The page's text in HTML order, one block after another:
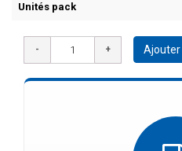
Unités pack
Ajouter